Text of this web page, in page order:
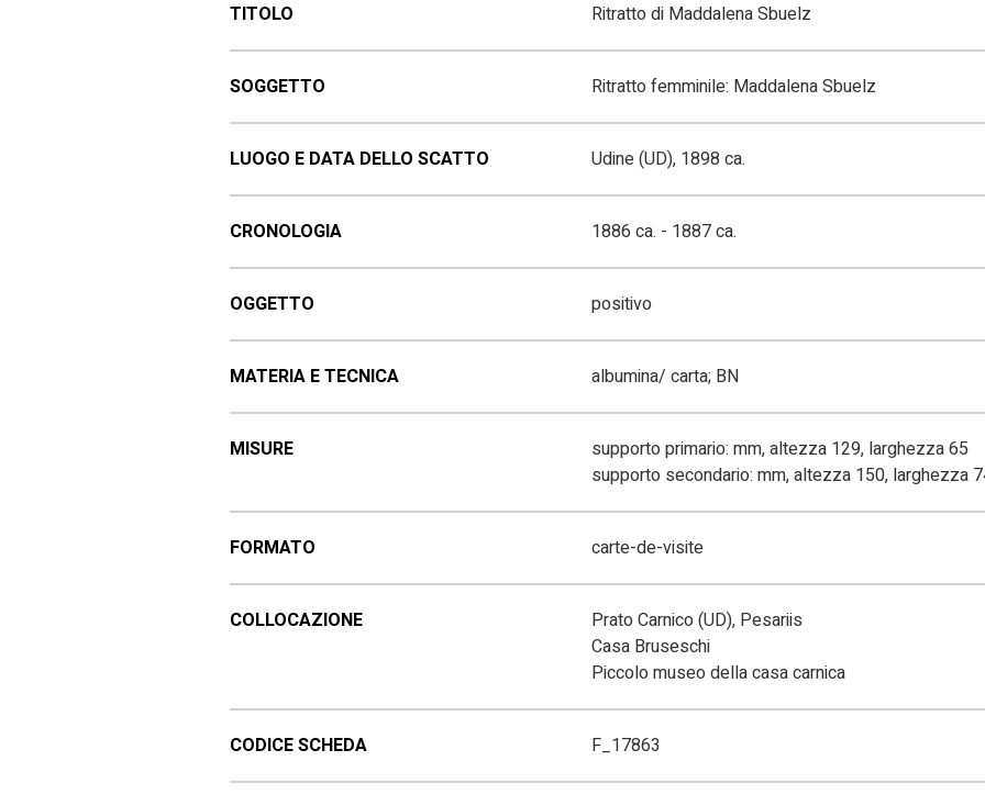
TITOLO Ritratto di Maddalena Sbuelz
SOGGETTO Ritratto femminile: Maddalena Sbuelz
LUOGO E DATA DELLO SCATTO Udine (UD), 1898 ca.
CRONOLOGIA 1886 ca. - 1887 ca.
OGGETTO positivo
MATERIA E TECNICA albumina/ carta; BN
MISURE
supporto primario: mm, altezza 129, larghezza 65
supporto secondario: mm, altezza 150, larghezza
FORMATO carte-de-visite
COLLOCAZIONE
Prato Carnico (UD), Pesariis
Casa Bruseschi
Piccolo museo della casa carnica
CODICE SCHEDA F_17863